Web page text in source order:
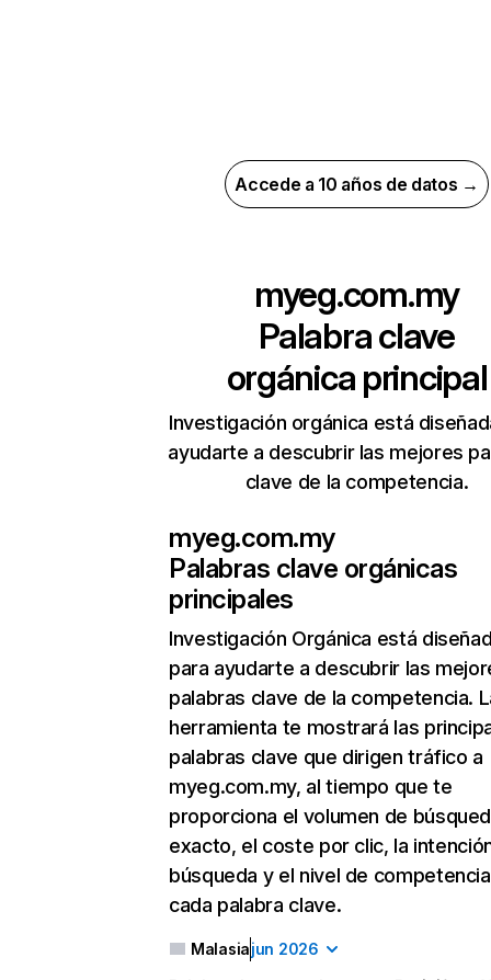
Accede a 10 años de datos →
myeg.com.my
Palabra clave
orgánica principal
Investigación orgánica está
ayudarte a descubrir las mejores
clave de la competencia.
myeg.com.my
Palabras clave orgánicas
principales
Investigación Orgánica está
para ayudarte a descubrir las
palabras clave de la competencia.
herramienta te mostrará las
palabras clave que dirigen tráfico a
myeg.com.my, al tiempo que te
proporciona el volumen de
exacto, el coste por clic, la
búsqueda y el nivel de
cada palabra clave.
Malasiajun 2026